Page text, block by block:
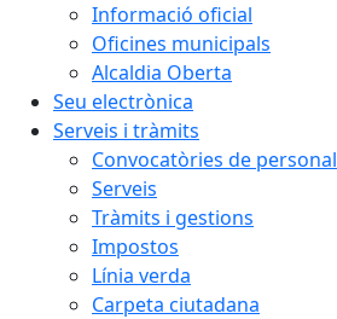
Informació oficial
Oficines municipals
Alcaldia Oberta
Seu electrònica
Serveis i tràmits
Convocatòries de personal
Serveis
Tràmits i gestions
Impostos
Línia verda
Carpeta ciutadana